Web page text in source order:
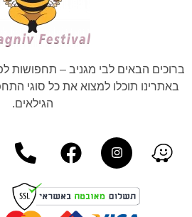
ברוכים הבאים לבי מגניב – תחפושות
באתרינו תוכלו למצוא את כל סוגי
הגילאים.